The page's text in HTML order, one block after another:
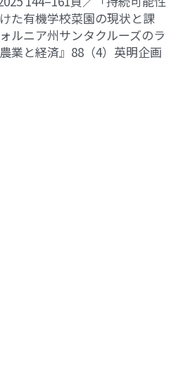
た有機学校菜園の現状と課
ルニア州サンタクルーズのラ
業と経済』88（4）英明企画